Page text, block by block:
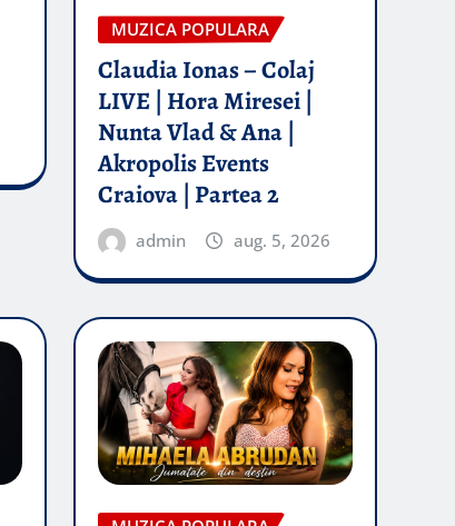
MUZICA POPULARA
Claudia Ionas – Colaj
LIVE | Hora Miresei |
Nunta Vlad & Ana |
Akropolis Events
Craiova | Partea 2
admin aug. 5, 2026